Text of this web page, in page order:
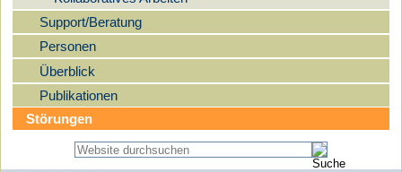
Support/Beratung
Personen
Überblick
Publikationen
Störungen